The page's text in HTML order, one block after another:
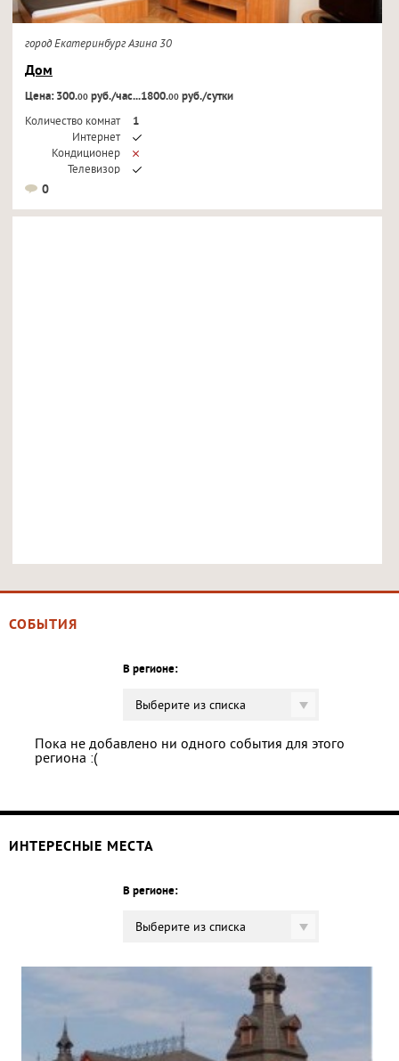
город Екатеринбург Азина 30
Дом
Цена: 300.00руб./час...1800.00руб./сутки
Количество комнат
1
Интернет
Кондиционер
Телевизор
0
СОБЫТИЯ
В регионе:
Выберите из списка
Пока не добавлено ни одного события для этого
региона :(
ИНТЕРЕСНЫЕ МЕСТА
В регионе:
Выберите из списка